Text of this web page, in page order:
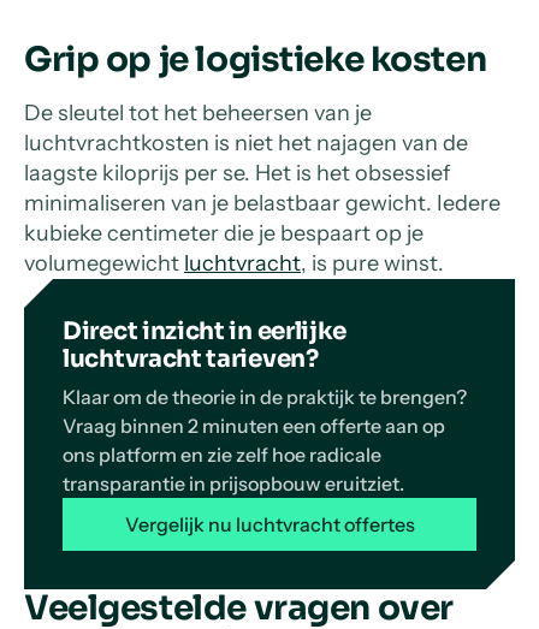
Grip op je logistieke kosten
De sleutel tot het beheersen van je
luchtvrachtkosten is niet het najagen van de
laagste kiloprijs per se. Het is het obsessief
minimaliseren van je belastbaar gewicht. Iedere
kubieke centimeter die je bespaart op je
volumegewicht luchtvracht, is pure winst.
Direct inzicht in eerlijke
luchtvracht tarieven?
Klaar om de theorie in de praktijk te brengen?
Vraag binnen 2 minuten een offerte aan op
ons platform en zie zelf hoe radicale
transparantie in prijsopbouw eruitziet.
Vergelijk nu luchtvracht offertes
Veelgestelde vragen over